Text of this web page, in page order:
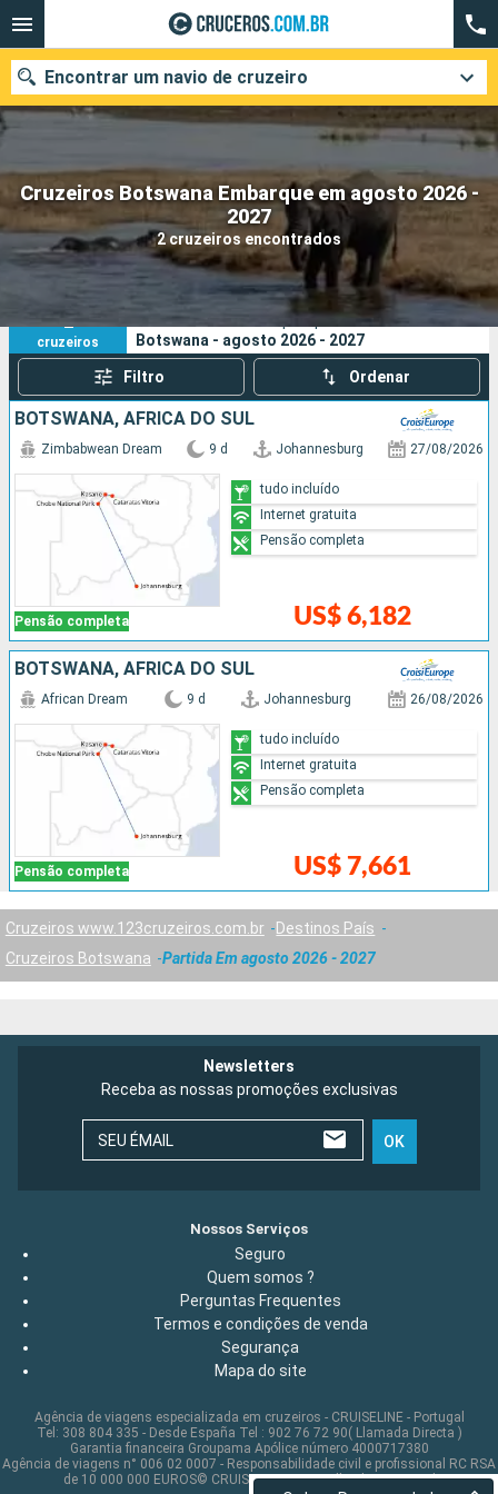
Cruzeiros Botswana Embarque em agosto 2026 -
2027
2 cruzeiros encontrados
Encontrar um navio de cruzeiro
Quando ir?
Data de partida
Cidades Companhias
Pesquisar
2
cruzeiros
Os seus critérios de pesquisa:
Botswana - agosto 2026 - 2027
Filtro Ordenar
BOTSWANA, AFRICA DO SUL
Pensão completa
Zimbabwean Dream 9 d Johannesburg 27/08/2026
US$ 6,182
tudo incluído
Internet gratuita
Pensão completa
BOTSWANA, AFRICA DO SUL
Pensão completa
African Dream 9 d Johannesburg 26/08/2026
US$ 7,661
tudo incluído
Internet gratuita
Pensão completa
Cruzeiros www.123cruzeiros.com.br
Destinos País
Cruzeiros Botswana
Partida Em agosto 2026 - 2027
Newsletters
Receba as nossas promoções exclusivas
SEU ÉMAIL OK
Nossos Serviços
Seguro
Quem somos ?
Perguntas Frequentes
Termos e condições de venda
Segurança
Mapa do site
Agência de viagens especializada em cruzeiros - CRUISELINE - Portugal
Tel: 308 804 335 - Desde España Tel : 902 76 72 90( Llamada Directa )
Garantia financeira Groupama Apólice número 4000717380
Agência de viagens n° 006 02 0007 - Responsabilidade civil e profissional RC RSA
de 10 000 000 EUROS© CRUISELINE 2026 - all rights reserved